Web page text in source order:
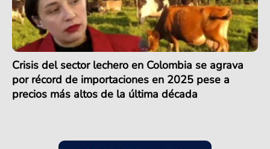
Crisis del sector lechero en Colombia se agrava
por récord de importaciones en 2025 pese a
precios más altos de la última década